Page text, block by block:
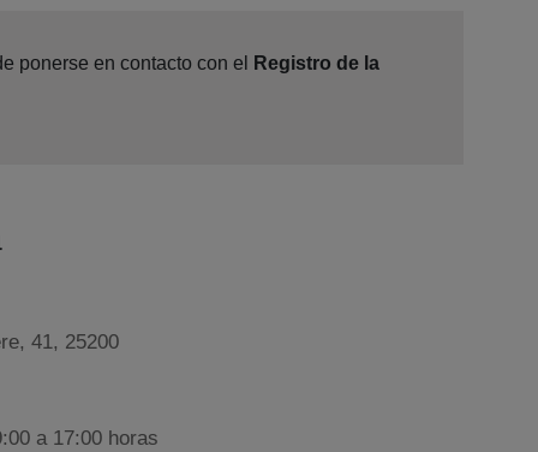
ponerse en contacto con el
Registro de la
41, 25200
a 17:00 horas